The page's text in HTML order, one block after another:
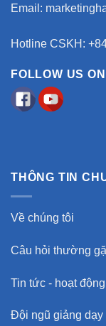
Email:
Hotline CSKH:
FOLLOW US ON
THÔNG TIN
Về chúng tôi
Câu hỏi thường
Tin tức - hoạt động
Đội ngũ giảng dạy